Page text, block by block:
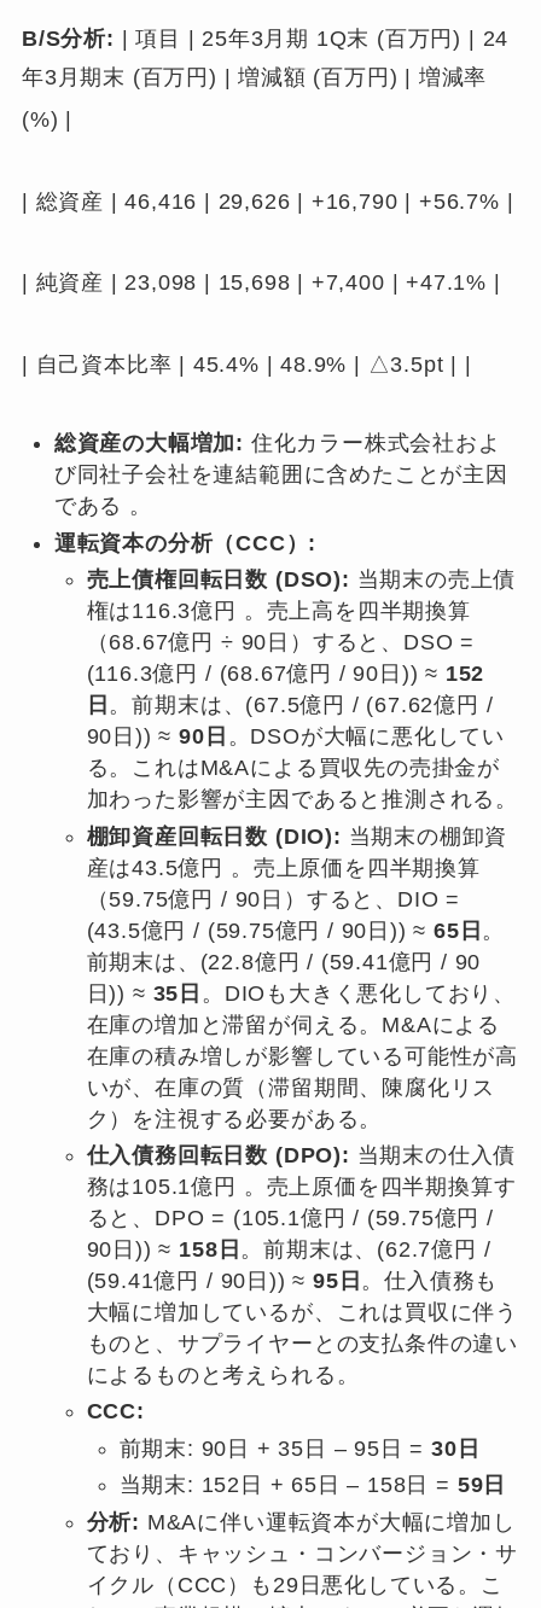
B/S分析: | 項目 | 25年3月期 1Q末 (百万円) | 24
年3月期末 (百万円) | 増減額 (百万円) | 増減率
(%) |
| 総資産 | 46,416 | 29,626 | +16,790 | +56.7% |
| 純資産 | 23,098 | 15,698 | +7,400 | +47.1% |
| 自己資本比率 | 45.4% | 48.9% | △3.5pt | |
総資産の大幅増加: 住化カラー株式会社およ
び同社子会社を連結範囲に含めたことが主因
である 。
運転資本の分析（CCC）:
売上債権回転日数 (DSO): 当期末の売上債
権は116.3億円 。売上高を四半期換算
（68.67億円 ÷ 90日）すると、DSO =
(116.3億円 / (68.67億円 / 90日)) ≈ 152
日 。前期末は、(67.5億円 / (67.62億円 /
90日)) ≈90日 。DSOが大幅に悪化してい
る。これはM&Aによる買収先の売掛金が
加わった影響が主因であると推測される。
棚卸資産回転日数 (DIO): 当期末の棚卸資
産は43.5億円 。売上原価を四半期換算
（59.75億円 / 90日）すると、DIO =
(43.5億円 / (59.75億円 / 90日)) ≈65日 。
前期末は、(22.8億円 / (59.41億円 / 90
日)) ≈ 35日 。DIOも大きく悪化しており、
在庫の増加と滞留が伺える。M&Aによる
在庫の積み増しが影響している可能性が高
いが、在庫の質（滞留期間、陳腐化リス
ク）を注視する必要がある。
仕入債務回転日数 (DPO): 当期末の仕入債
務は105.1億円 。売上原価を四半期換算す
ると、DPO = (105.1億円 / (59.75億円 /
90日)) ≈ 158日 。前期末は、(62.7億円 /
(59.41億円 / 90日)) ≈ 95日 。仕入債務も
大幅に増加しているが、これは買収に伴う
ものと、サプライヤーとの支払条件の違い
によるものと考えられる。
CCC:
前期末: 90日 + 35日 – 95日 =30日
当期末: 152日 + 65日 – 158日 = 59日
分析: M&Aに伴い運転資本が大幅に増加し
ており、キャッシュ・コンバージョン・サ
イクル（CCC）も29日悪化している。こ